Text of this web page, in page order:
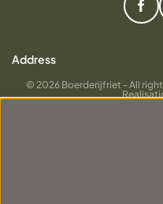
Address
Oude Graauwsedijk 21
© 2026 Boerderijfriet - All